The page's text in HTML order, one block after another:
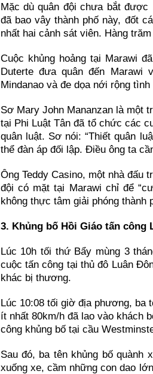
Mặc dù quân đội chưa bắt
đã bao vây thành phố này, đốt
nhất hai cảnh sát viên. Hàng
Cuộc khủng hoảng tại Marawi
Duterte đưa quân đến Marawi
Mindanao và đe dọa nới rộng
Sơ Mary John Mananzan là một
tại Phi Luật Tân đã tổ chức các
quân luật. Sơ nói: “Thiết quân
thể đàn áp đối lập. Điều ông ta
Ông Teddy Casino, một nhà đấu
đội có mặt tại Marawi chỉ để
không thực tâm giải phóng thành
3. Khủng bố Hồi Giáo tấn công
Lúc 10h tối thứ Bẩy mùng 3
cuộc tấn công tại thủ đô Luân
khác bị thương.
Lúc 10:08 tối giờ địa phương, ba
ít nhất 80km/h đã lao vào khách
công khủng bố tại cầu
Sau đó, ba tên khủng bố quành
xuống xe, cầm những con dao